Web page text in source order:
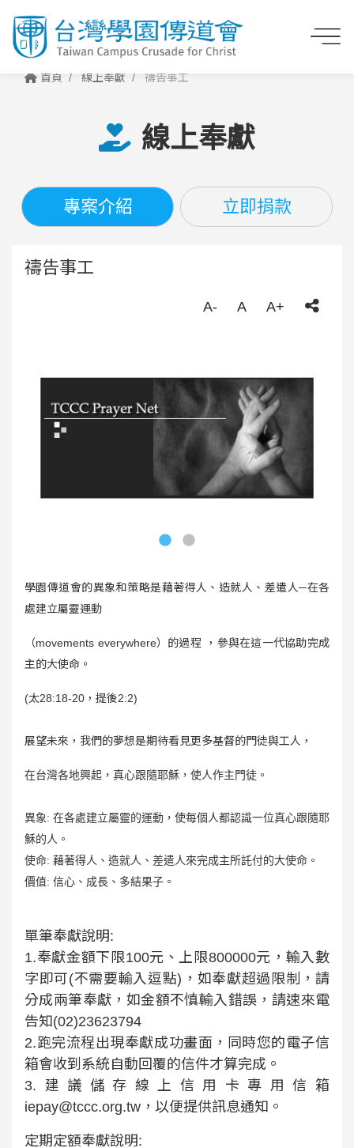
首頁 線上奉獻 禱告事工
線上奉獻
專案介紹 立即捐款
禱告事工
A- A A+
學園傳道會的異象和策略是藉著得人、造就人、差遣人─在各
處建立屬靈運動
（movements everywhere）的過程
，參與在這一代協助完成
主的大使命。
(太28:18-20 ，提後2:2)
展望未來，我們的夢想是期待看見更多基督的門徒與工人，
在台灣各地興起，真心跟隨耶穌，使人作主門徒。
異象: 在各處建立屬靈的運動，使每個人都認識一位真心跟隨耶
穌的人。
使命: 藉著得人、造就人、差遣人來完成主所託付的大使命。
價值: 信心、成長、多結果子。
單筆奉獻說明:
1.奉獻金額下限100元、上限800000元，輸入數
字即可(不需要輸入逗點)，如奉獻超過限制，請
分成兩筆奉獻，如金額不慎輸入錯誤，請速來電
告知(02)23623794
2.跑完流程出現奉獻成功畫面，同時您的電子信
箱會收到系統自動回覆的信件才算完成。
3.建議儲存線上信用卡專用信箱
iepay@tccc.org.tw，以便提供訊息通知。
定期定額奉獻說明: